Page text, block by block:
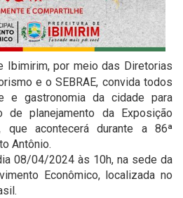
Ibimirim, por meio das Diretorias
e o SEBRAE, convida todos
e gastronomia da cidade para
de planejamento da Exposição
que acontecerá durante a 86ª
Antônio.
08/04/2024 às 10h, na sede da
Econômico, localizada no